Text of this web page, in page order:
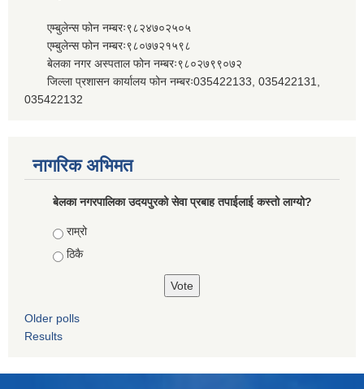
एम्बुलेन्स फोन नम्बरः९८२४७०२५०५
एम्बुलेन्स फोन नम्बरः९८०७७२१५९८
बेलका नगर अस्पताल फोन नम्बरः९८०२७९९०७२
जिल्ला प्रशासन कार्यालय फोन नम्बरः035422133, 035422131,
035422132
नागरिक अभिमत
बेलका नगरपालिका उदयपुरको सेवा प्रबाह तपाईलाई कस्तो लाग्यो?
Choices
राम्रो
ठिकै
Older polls
Results